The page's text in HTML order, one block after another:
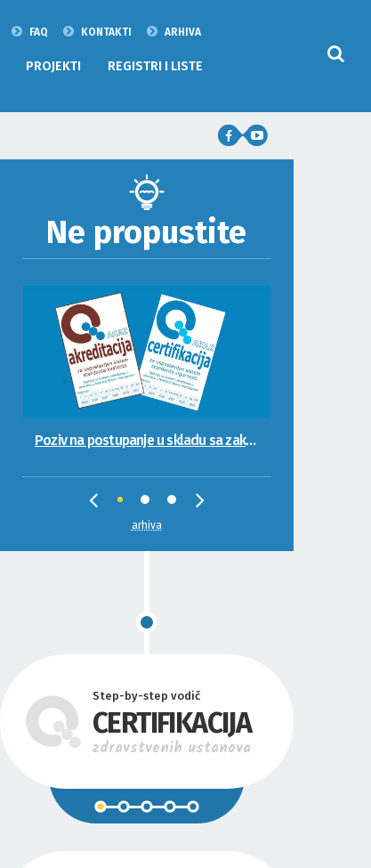
FAQ KONTAKTI ARHIVA
PROJEKTI REGISTRI I LISTE
Ne propustite
Poziv na postupanje u skladu sa zakonskim propisima
arhiva
Step-by-step vodič
CERTIFIKACIJA
zdravstvenih ustanova